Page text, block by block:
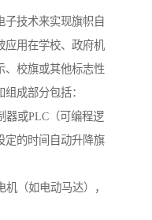
子技术来实现旗帜自
应用在学校、政府机
、校旗或其他标志性
成部分包括：
器或PLC（可编程逻
定的时间自动升降旗
（如电动马达），